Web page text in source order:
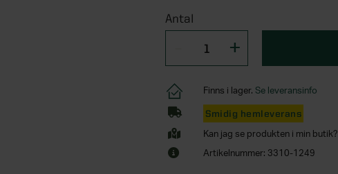
Antal
Finns i lager. Se leveransinfo
Smidig hemleverans
Kan jag se produkten i min butik?
Artikelnummer: 3310-1249